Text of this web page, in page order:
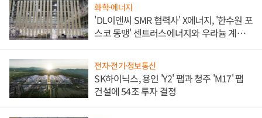
화학·에너지
'DL이앤씨 SMR 협력사' X에너지, '한수원 포
스코 동맹' 센트러스에너지와 우라늄 계약
전자·전기·정보통신
SK하이닉스, 용인 'Y2' 팹과 청주 'M17' 팹
건설에 54조 투자 결정